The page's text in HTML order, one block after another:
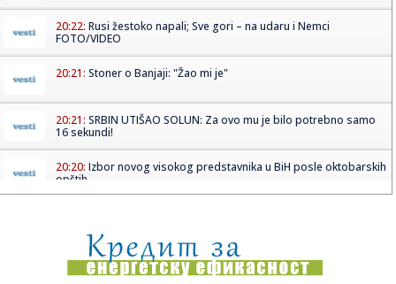
20:22: Rusi žestoko napali; Sve gori – na udaru i Nemci
FOTO/VIDEO
20:21: Stoner o Banjaji: "Žao mi je"
20:21: SRBIN UTIŠAO SOLUN: Za ovo mu je bilo potrebno samo
16 sekundi!
20:20: Izbor novog visokog predstavnika u BiH posle oktobarskih
opštih ...
20:12:Mala Cana živi u Deliblatskoj peščari gde kulja požar!
"Samo ...